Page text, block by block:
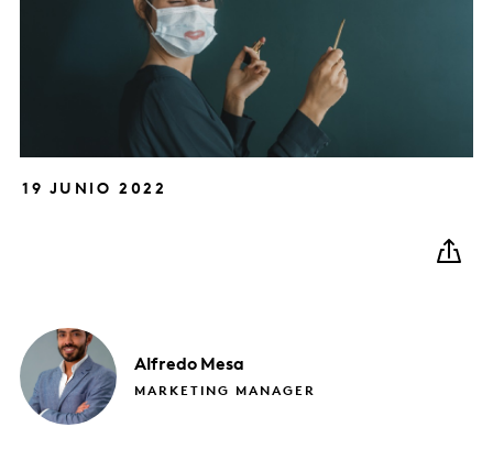
19 JUNIO 2022
Alfredo Mesa
MARKETING MANAGER